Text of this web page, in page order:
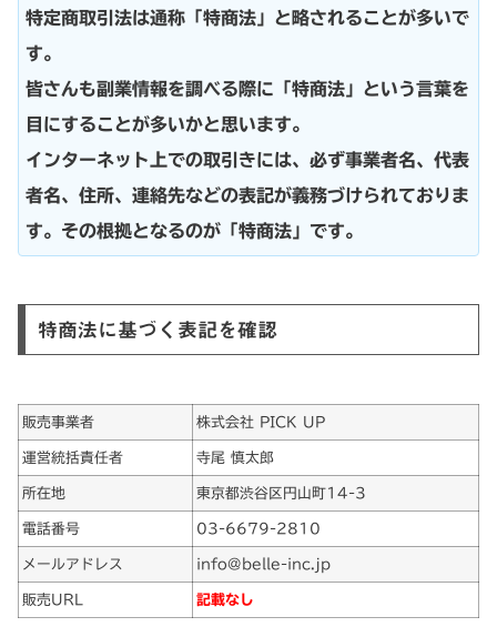
特定商取引法は通称「特商法」と略されることが多いで
す。
皆さんも副業情報を調べる際に「特商法」という言葉を
目にすることが多いかと思います。
インターネット上での取引きには、必ず事業者名、代表
者名、住所、連絡先などの表記が義務づけられておりま
す。その根拠となるのが「特商法」です。
特商法に基づく表記を確認
販売事業者 株式会社 PICK UP
運営統括責任者 寺尾 慎太郎
所在地 東京都渋谷区円山町14-3
電話番号 03-6679-2810
メールアドレス info@belle-inc.jp
販売URL 記載なし